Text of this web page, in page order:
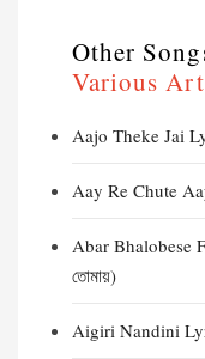
Other
Various
Aajo Theke Jai
Aay Re Chute
Abar Bhalobese
তোমায়)
Aigiri Nandini